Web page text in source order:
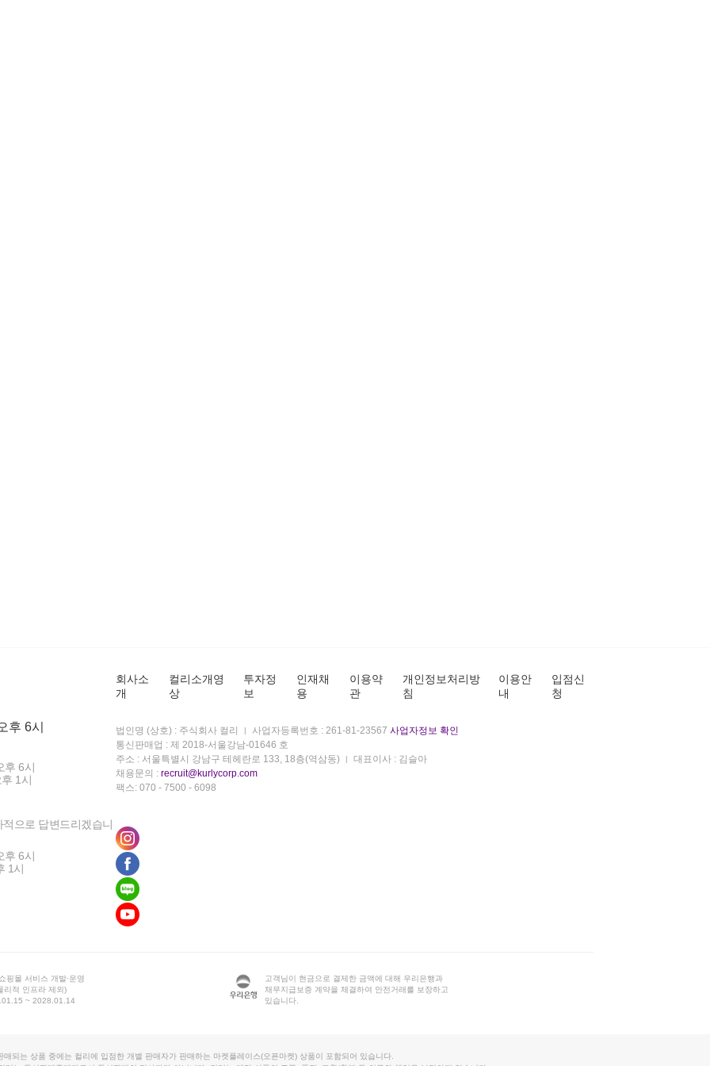
후 6시
후 6시
1시
으로 답변드리겠습니
후 6시
1시
회사소
개
컬리소개영
상
투자정
보
인재채
용
이용약
관
개인정보처리방
침
이용안
내
입점신
청
법인명 (상호) : 주식회사 컬리 사업자등록번호 : 261-81-23567 사업자정보 확인
통신판매업 : 제 2018-서울강남-01646 호
주소 : 서울특별시 강남구 테헤란로 133, 18층(역삼동)
대표이사 : 김슬아
채용문의 : recruit@kurlycorp.com
팩스: 070 - 7500 - 6098
핑몰 서비스 개발·운영
리적 인프라 제외)
~ 2028.01.14
고객님이 현금으로 결제한 금액에 대해 우리은행과
채무지급보증 계약을 체결하여 안전거래를 보장하고
있습니다.
매되는 상품 중에는 컬리에 입점한 개별 판매자가 판매하는 마켓플레이스(오픈마켓) 상품이 포함되어 있습니다.